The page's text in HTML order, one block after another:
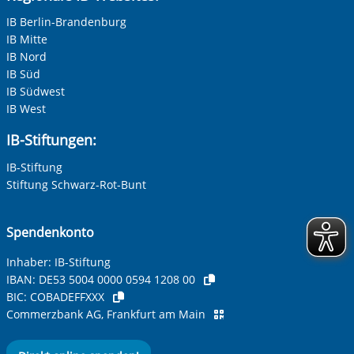
Ihre E-Mail-Adresse
Ihre Telefonnummer
Betreff ihrer Anfrage
Ihre Nachricht
IB Berlin-Brandenburg
IB Mitte
IB Nord
IB Süd
IB Südwest
IB West
IB-Stiftungen:
IB-Stiftung
Stiftung Schwarz-Rot-Bunt
Spendenkonto
Inhaber: IB-Stiftung
IBAN: DE53 5004 0000 0594 1208 00
BIC: COBADEFFXXX
Commerzbank AG, Frankfurt am Main